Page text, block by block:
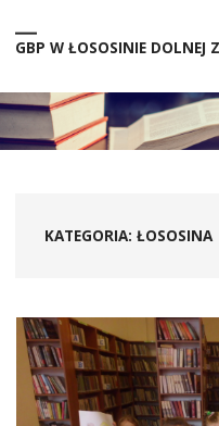
GBP W ŁOSOSINIE DOLNEJ
KATEGORIA: ŁOSOSINA